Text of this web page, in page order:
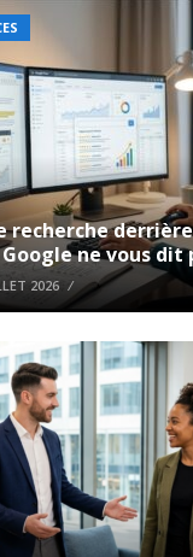
recherche
ne vous dit
2026